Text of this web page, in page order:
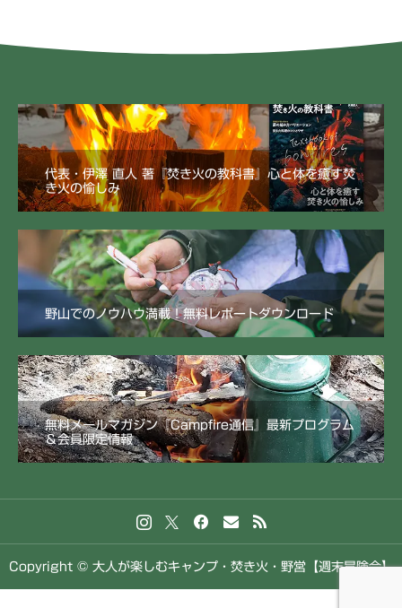
代表・伊澤 直人 著『焚き火の教科書』心と体を癒す焚
き火の愉しみ
野山でのノウハウ満載！無料レポートダウンロード
無料メールマガジン『Campfire通信』最新プログラム
＆会員限定情報
Copyright © 大人が楽しむキャンプ・焚き火・野営【週末冒険会】